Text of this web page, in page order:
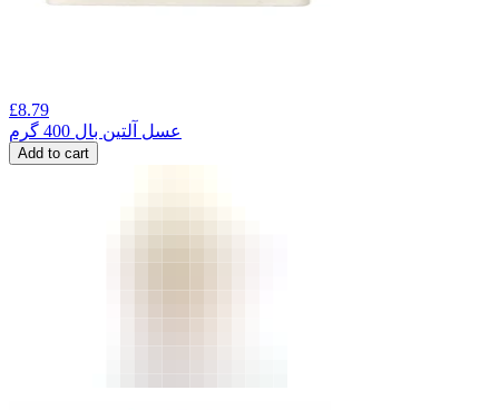
£8.79
عسل آلتین بال 400 گرم
Add to cart